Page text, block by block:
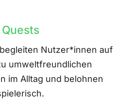
Quests
Nutzer*innen auf
umweltfreundlichen
im Alltag und belohnen